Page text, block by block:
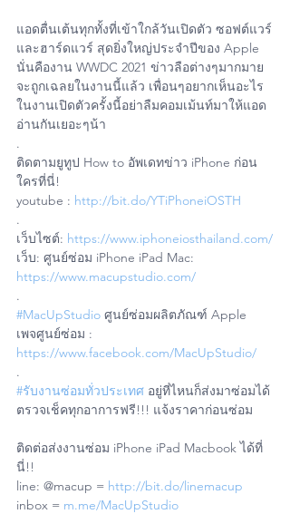
แอดตื่นเต้นทุกทั้งที่เข้าใกล้วันเปิดตัว ซอฟต์แวร์
และฮาร์ดแวร์ สุดยิ่งใหญ่ประจำปีของ Apple
นั่นคืองาน WWDC 2021 ข่าวลือต่างๆมากมาย
จะถูกเฉลยในงานนี้แล้ว เพื่อนๆอยากเห็นอะไร
ในงานเปิดตัวครั้งนี้อย่าลืมคอมเม้นท์มาให้แอด
อ่านกันเยอะๆน้า
.
ติดตามยูทูป How to อัพเดทข่าว iPhone ก่อน
ใครที่นี่!
youtube : http://bit.do/YTiPhoneiOSTH
.
เว็บไซต์: https://www.iphoneiosthailand.com/
เว็บ: ศูนย์ซ่อม iPhone iPad Mac:
https://www.macupstudio.com/
.
#MacUpStudio ศูนย์ซ่อมผลิตภัณฑ์ Apple
เพจศูนย์ซ่อม :
https://www.facebook.com/MacUpStudio/
.
#รับงานซ่อมทั่วประเทศ อยู่ที่ไหนก็ส่งมาซ่อมได้
ตรวจเช็คทุกอาการฟรี!!! แจ้งราคาก่อนซ่อม
ติดต่อส่งงานซ่อม iPhone iPad Macbook ได้ที่
นี่!!
line: @macup = http://bit.do/linemacup
inbox = m.me/MacUpStudio